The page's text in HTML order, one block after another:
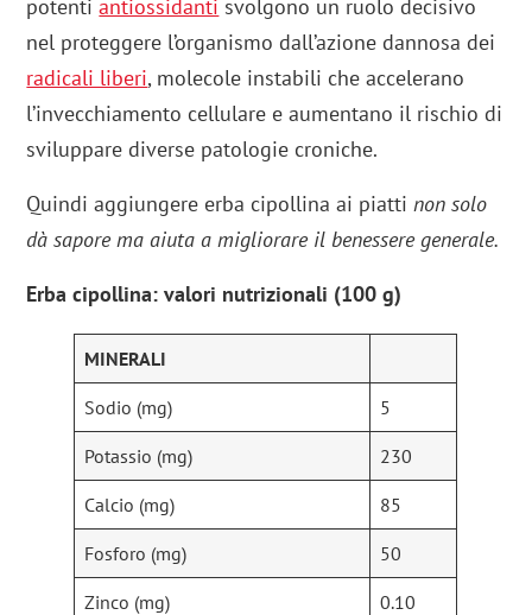
potentiantiossidanti svolgono un ruolo decisivo
nel proteggere l’organismo dall’azione dannosa dei
radicali liberi, molecole instabili che accelerano
l’invecchiamento cellulare e aumentano il rischio di
sviluppare diverse patologie croniche.
Quindi aggiungere erba cipollina ai piatti non solo
dà sapore ma aiuta a migliorare il benessere generale.
Erba cipollina: valori nutrizionali (100 g)
MINERALI
Sodio (mg) 5
Potassio (mg) 230
Calcio (mg) 85
Fosforo (mg) 50
Zinco (mg) 0.10